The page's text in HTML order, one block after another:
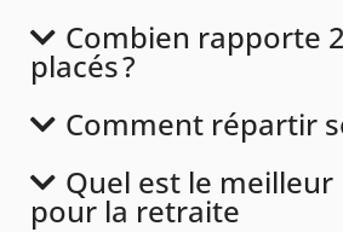
Combien rapporte
placés ?
Comment répartir
Quel est le
pour la retraite